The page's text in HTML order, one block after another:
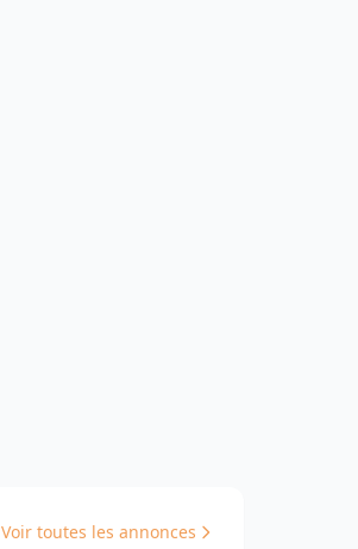
Voir toutes les annonces